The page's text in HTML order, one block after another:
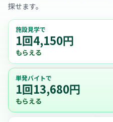
探せます。
施設見学で
1回4,150円
もらえる
単発バイトで
1回13,680円
もらえる